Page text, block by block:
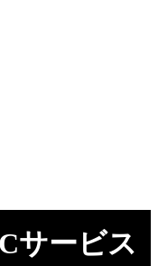
サービス